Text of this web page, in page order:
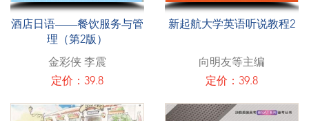
酒店日语——餐饮服务与管
理（第2版）
金彩侠 李震
定价：39.8
新起航大学英语听说教程2
向明友等主编
定价：39.8